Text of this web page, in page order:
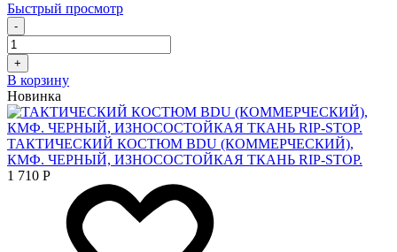
Быстрый просмотр
-
+
В корзину
Новинка
ТАКТИЧЕСКИЙ КОСТЮМ BDU (КОММЕРЧЕСКИЙ),
КМФ. ЧЕРНЫЙ, ИЗНОСОСТОЙКАЯ ТКАНЬ RIP-STOP.
1 710 Р